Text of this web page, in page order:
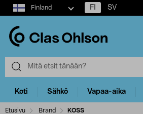
Select
market
Finland FI SV
Koti Sähkö Vapaa-aika
Etusivu Brand KOSS